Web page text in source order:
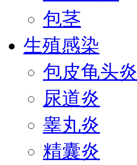
包茎
生殖感染
包皮龟头炎
尿道炎
睾丸炎
精囊炎